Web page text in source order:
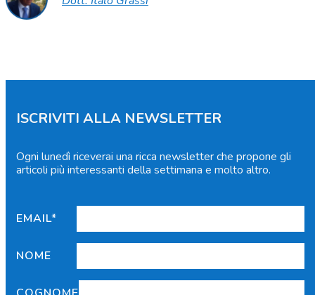
ISCRIVITI ALLA NEWSLETTER
Ogni lunedì riceverai una ricca newsletter che propone gli
articoli più interessanti della settimana e molto altro.
EMAIL*
NOME